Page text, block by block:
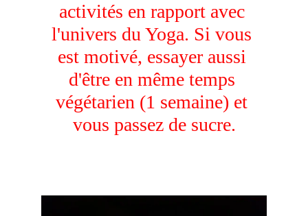
activités en rapport avec
l'univers du Yoga. ​Si vous
est motivé, essayer aussi
d'être en même temps
végétarien ​(1 semaine) et
vous passez de sucre.